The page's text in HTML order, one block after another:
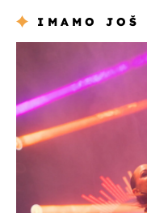
IMAMO JOŠ